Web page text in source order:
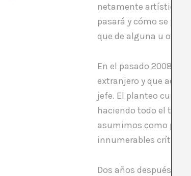
netamente artística
pasará y cómo se
que de alguna u otra
En el pasado 2008 el
extranjero y que
jefe. El planteo
haciendo todo el
asumimos como
innumerables críticas
Dos años después